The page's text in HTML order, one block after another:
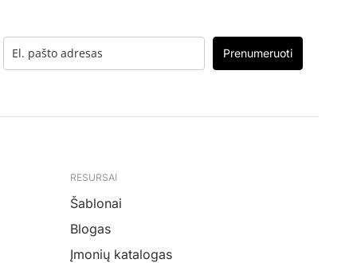
Prenumeruoti
RESURSAI
Šablonai
Blogas
Įmonių katalogas